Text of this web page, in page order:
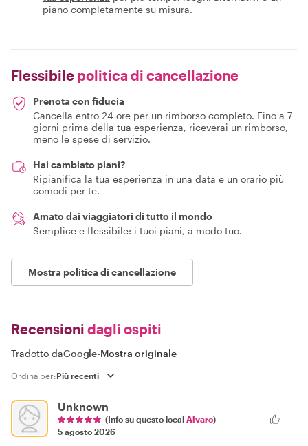
piano completamente su misura.
Flessibile politica di cancellazione
Prenota con fiducia
Cancella entro 24 ore per un rimborso completo. Fino a 7
giorni prima della tua esperienza, riceverai un rimborso,
meno le spese di servizio.
Hai cambiato piani?
Ripianifica la tua esperienza in una data e un orario più
comodi per te.
Amato dai viaggiatori di tutto il mondo
Semplice e flessibile: i tuoi piani, a modo tuo.
Mostra politica di cancellazione
Recensioni dagli ospiti
Tradotto daGoogle-Mostra originale
Ordina per:
Unknown
(Info su questo local Alvaro)
5 agosto 2026